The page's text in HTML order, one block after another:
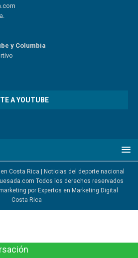
y Columbia
A YOUTUBE
Costa Rica | Noticias del deporte nacional
Todos los derechos reservados
por Expertos en Marketing Digital
Costa Rica